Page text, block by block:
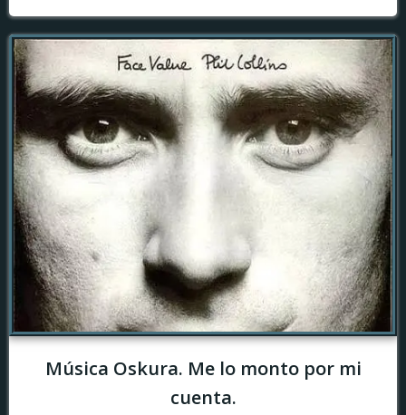
Música Oskura. Me lo monto por mi
cuenta.